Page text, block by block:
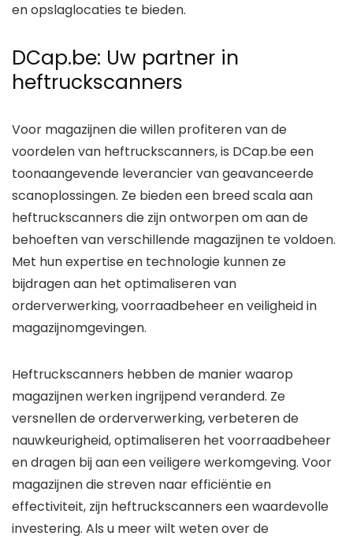
en opslaglocaties te bieden.
DCap.be: Uw partner in
heftruckscanners
Voor magazijnen die willen profiteren van de
voordelen van heftruckscanners, is DCap.be een
toonaangevende leverancier van geavanceerde
scanoplossingen. Ze bieden een breed scala aan
heftruckscanners die zijn ontworpen om aan de
behoeften van verschillende magazijnen te voldoen.
Met hun expertise en technologie kunnen ze
bijdragen aan het optimaliseren van
orderverwerking, voorraadbeheer en veiligheid in
magazijnomgevingen.
Heftruckscanners hebben de manier waarop
magazijnen werken ingrijpend veranderd. Ze
versnellen de orderverwerking, verbeteren de
nauwkeurigheid, optimaliseren het voorraadbeheer
en dragen bij aan een veiligere werkomgeving. Voor
magazijnen die streven naar efficiëntie en
effectiviteit, zijn heftruckscanners een waardevolle
investering. Als u meer wilt weten over de